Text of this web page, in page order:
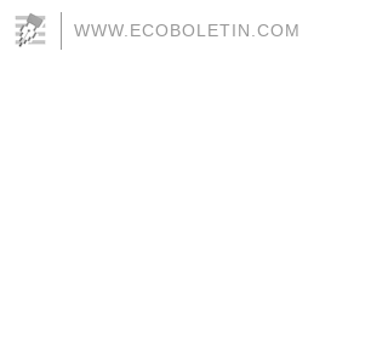
WWW.ECOBOLETIN.COM